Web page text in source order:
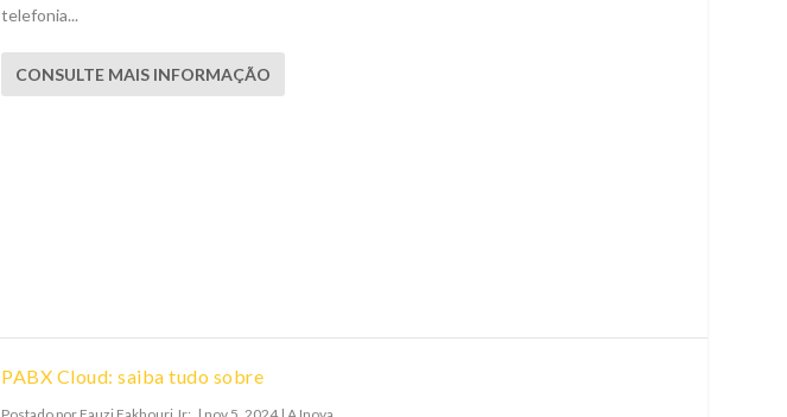
telefonia...
CONSULTE MAIS INFORMAÇÃO
PABX Cloud: saiba tudo sobre